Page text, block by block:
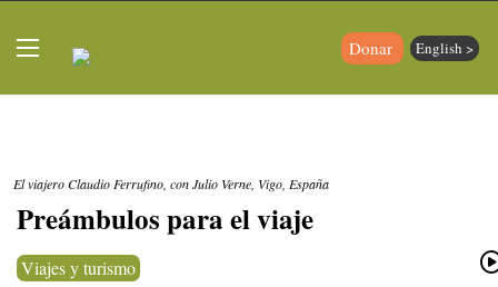
Donar English >
El viajero Claudio Ferrufino, con Julio Verne, Vigo, España
Preámbulos para el viaje
Viajes y turismo